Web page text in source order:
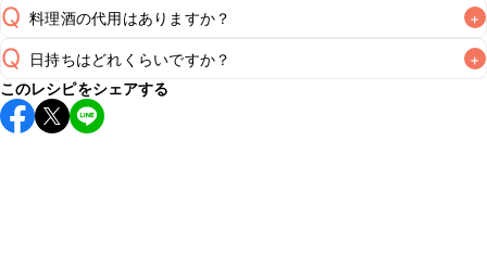
Q 料理酒の代用はありますか？ +
A
Q 日持ちはどれくらいですか？ +
保存期間は冷蔵で翌日中が目安です。なるべくお早めにお召
し上がりください。
このレシピをシェアする